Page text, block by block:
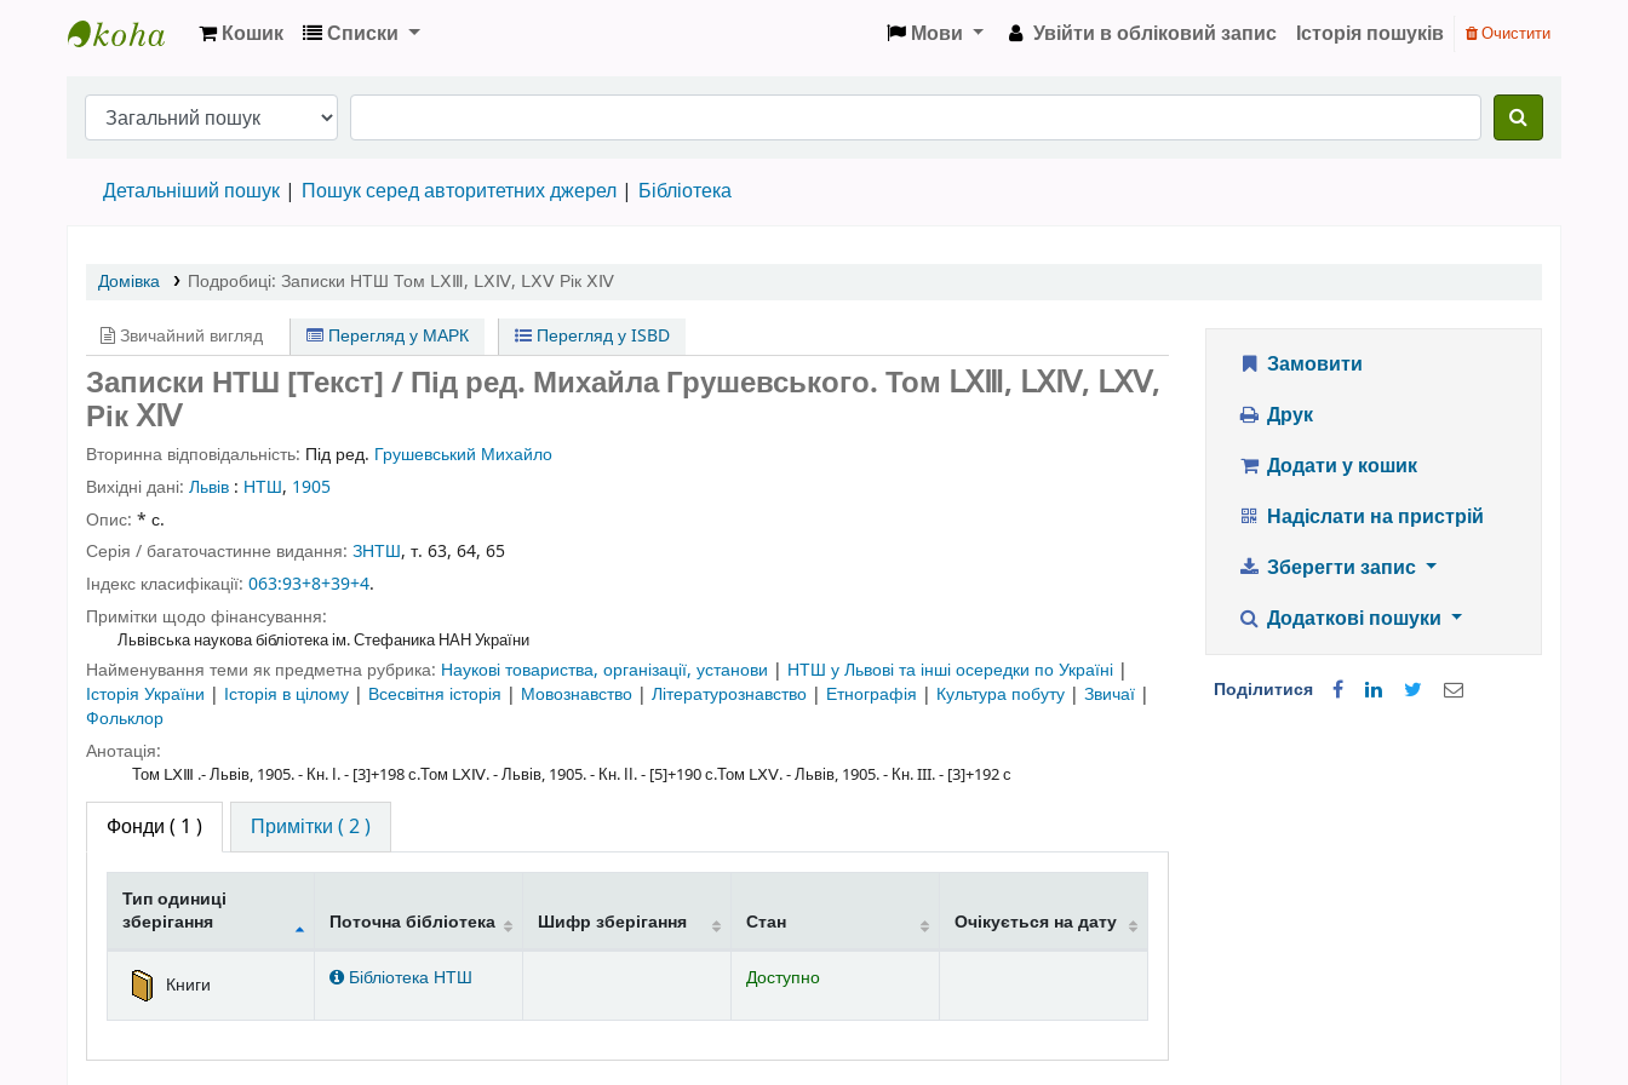
Кошик Списки Мови Увійти в обліковий запис Історія пошуків Очистити
Детальніший пошук Пошук серед авторитетних джерел Бібліотека
Домівка Подробиці: Записки НТШ Том ⅬⅩⅢ, ⅬⅩⅣ, ⅬⅩⅤ Рік ⅩⅣ
Звичайний вигляд Перегляд у МАРК Перегляд у ISBD
Записки НТШ [Текст] / Під ред. Михайла Грушевського.Том ⅬⅩⅢ, ⅬⅩⅣ, ⅬⅩⅤ,
Рік ⅩⅣ
Вторинна відповідальність: Під ред. Грушевський Михайло
Вихідні дані: Львів : НТШ, 1905
Опис: * с.
Серія / багаточастинне видання: ЗНТШ, т. 63, 64, 65
Індекс класифікації: 063:93+8+39+4.
Примітки щодо фінансування:
Львівська наукова бібліотека ім. Стефаника НАН України
Найменування теми як предметна рубрика: Наукові товариства, організації, установи | НТШ у Львові та інші осередки по Україні |
Історія України | Історія в цілому | Всесвітня історія | Мовознавство | Літературознавство | Етнографія | Культура побуту | Звичаї |
Фольклор
Анотація:
Том ⅬⅩⅢ .- Львів, 1905. - Кн. І. - [3]+198 с.Том ⅬⅩⅣ. - Львів, 1905. - Кн. ІІ. - [5]+190 с.Том ⅬⅩⅤ. - Львів, 1905. - Кн. III. - [3]+192 с
Фонди ( 1 ) Примітки ( 2 )
Фонди
Тип одиниці
зберігання
Поточна бібліотека Шифр зберігання Стан Очікується на дату
Книги Бібліотека НТШ Доступно
Замовити
Друк
Додати у кошик
Надіслати на пристрій
Зберегти запис
Додаткові пошуки
Поділитися